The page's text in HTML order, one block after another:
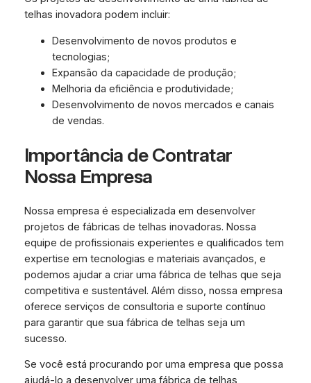
telhas inovadora podem incluir:
Desenvolvimento de novos produtos e
tecnologias;
Expansão da capacidade de produção;
Melhoria da eficiência e produtividade;
Desenvolvimento de novos mercados e canais
de vendas.
Importância de Contratar
Nossa Empresa
Nossa empresa é especializada em desenvolver
projetos de fábricas de telhas inovadoras. Nossa
equipe de profissionais experientes e qualificados tem
expertise em tecnologias e materiais avançados, e
podemos ajudar a criar uma fábrica de telhas que seja
competitiva e sustentável. Além disso, nossa empresa
oferece serviços de consultoria e suporte contínuo
para garantir que sua fábrica de telhas seja um
sucesso.
Se você está procurando por uma empresa que possa